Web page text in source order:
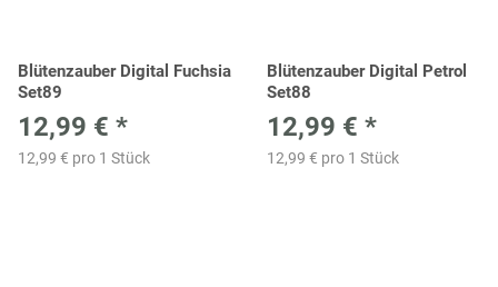
Blütenzauber Digital Fuchsia
Set89
12,99 € *
12,99 € pro 1 Stück
Blütenzauber Digital Petrol
Set88
12,99 € *
12,99 € pro 1 Stück